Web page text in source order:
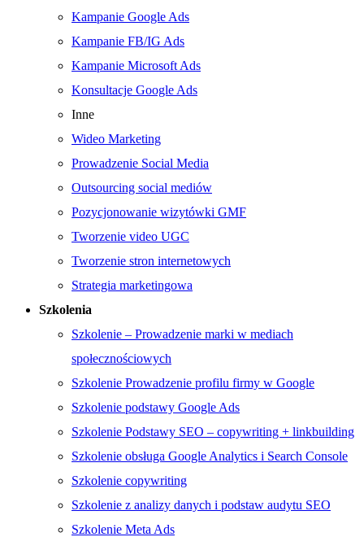
Kampanie Google Ads
Kampanie FB/IG Ads
Kampanie Microsoft Ads
Konsultacje Google Ads
Inne
Wideo Marketing
Prowadzenie Social Media
Outsourcing social mediów
Pozycjonowanie wizytówki GMF
Tworzenie video UGC
Tworzenie stron internetowych
Strategia marketingowa
Szkolenia
Szkolenie – Prowadzenie marki w mediach
społecznościowych
Szkolenie Prowadzenie profilu firmy w Google
Szkolenie podstawy Google Ads
Szkolenie Podstawy SEO – copywriting + linkbuilding
Szkolenie obsługa Google Analytics i Search Console
Szkolenie copywriting
Szkolenie z analizy danych i podstaw audytu SEO
Szkolenie Meta Ads